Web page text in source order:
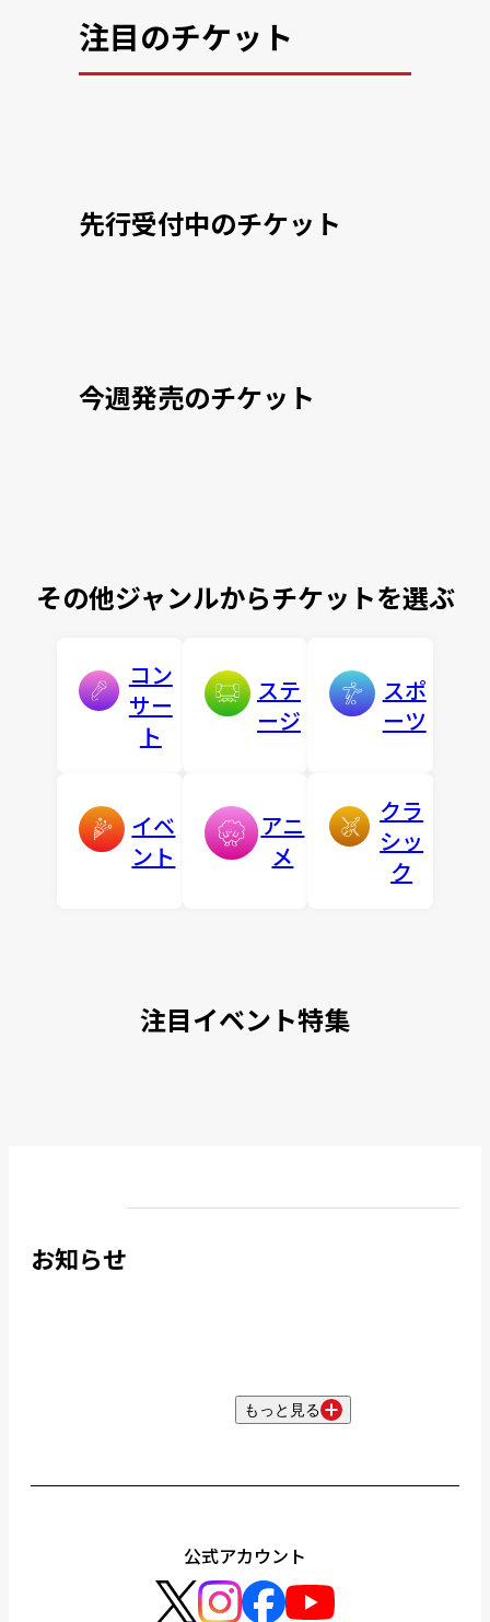
注目のチケット
先行受付中のチケット
今週発売のチケット
その他ジャンルからチケットを選ぶ
コン
サー
ト
ステ
ージ
スポ
ーツ
イベ
ント
アニ
メ
クラ
シッ
ク
注目イベント特集
お知らせ
もっと見る
公式アカウント